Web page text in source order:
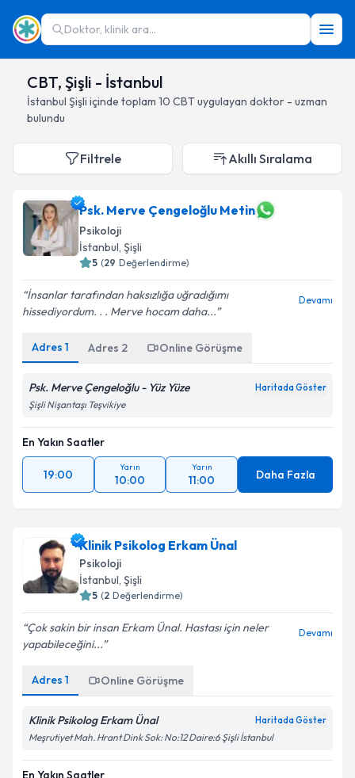
Doktor, klinik ara...
CBT, Şişli - İstanbul
İstanbul Şişli içinde toplam 10 CBTuygulayan doktor - uzman
bulundu
Filtrele Akıllı Sıralama
Psk. Merve Çengeloğlu Metin
Psikoloji
İstanbul, Şişli
5 (29 Değerlendirme)
İnsanlar tarafından haksızlığa uğradığımı
hissediyordum. . . Merve hocam daha...
Devamı
Adres 1 Adres 2 Online Görüşme
Psk. Merve Çengeloğlu - Yüz Yüze Haritada Göster
Şişli Nişantaşı Teşvikiye
En Yakın Saatler
19:00
Yarın
10:00
Yarın
11:00 Daha Fazla
Klinik Psikolog Erkam Ünal
Psikoloji
İstanbul, Şişli
5 (2 Değerlendirme)
Çok sakin bir insan Erkam Ünal. Hastası için neler
yapabileceğini...
Devamı
Adres 1 Online Görüşme
Klinik Psikolog Erkam Ünal Haritada Göster
Meşrutiyet Mah. Hrant Dink Sok: No:12 Daire:6 Şişli İstanbul
En Yakın Saatler